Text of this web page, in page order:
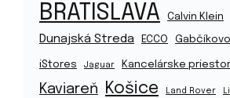
BRATISLAVA Calvin Klein
Dunajská Streda ECCO Gabčíkovo
iStores Jaguar Kancelárske
Kaviareň Košice Land Rover